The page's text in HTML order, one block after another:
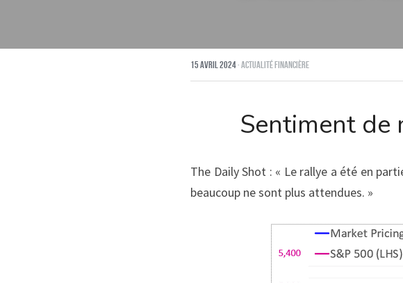
15 avril 2024·Actualité financière
Sentiment de
The Daily Shot : « Le rallye a été en
beaucoup ne sont plus attendues. »